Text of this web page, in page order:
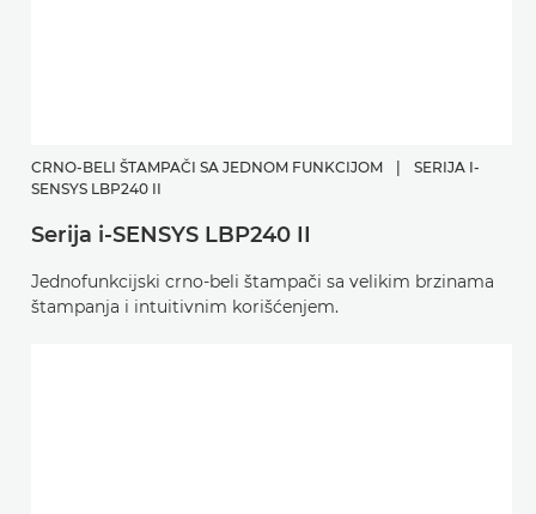
CRNO-BELI ŠTAMPAČI SA JEDNOM FUNKCIJOM
SERIJA I-
SENSYS LBP240 II
Serija i-SENSYS LBP240 II
Jednofunkcijski crno-beli štampači sa velikim brzinama
štampanja i intuitivnim korišćenjem.